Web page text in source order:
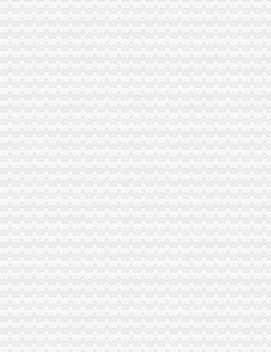
说课唐令春重庆渝中区马家堡小学《可能》_土豆
重庆市渝中区马家堡粮店_重庆市_渝中区_企业在线
重庆市渝中区马家堡粮店_重庆市_渝中区_企业在线